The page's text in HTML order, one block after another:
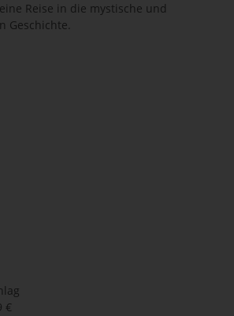
Reise in die mystische und
Geschichte.
€